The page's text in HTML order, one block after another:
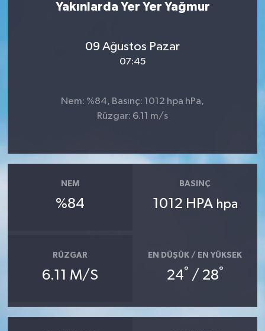
Yakınlarda Yer Yer Yağmur
09 Ağustos Pazar
07:45
Nem: %84, Basınç: 1012 hpa hPa,
Rüzgar: 6.11 m/s
NEM
%84
BASINÇ
1012 HPA hpa
RÜZGAR
6.11 M/S
EN DÜŞÜK / EN YÜKSEK
24° / 28°